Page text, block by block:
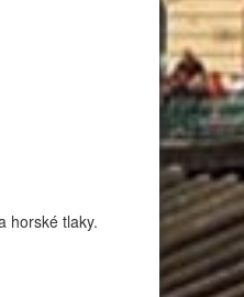
horské tlaky.